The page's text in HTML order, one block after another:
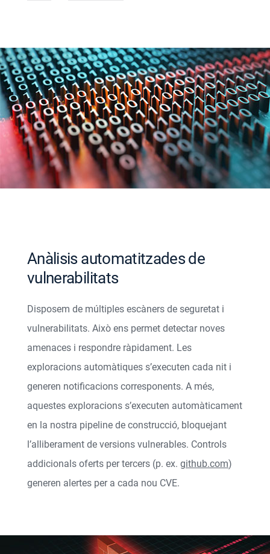
Anàlisis automatitzades de
vulnerabilitats
Disposem de múltiples escàners de seguretat i
vulnerabilitats. Això ens permet detectar noves
amenaces i respondre ràpidament. Les
exploracions automàtiques s’executen cada nit i
generen notificacions corresponents. A més,
aquestes exploracions s’executen automàticament
en la nostra pipeline de construcció, bloquejant
l’alliberament de versions vulnerables. Controls
addicionals oferts per tercers (p. ex. github.com)
generen alertes per a cada nou CVE.